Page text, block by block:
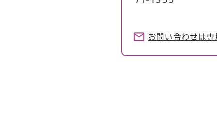
お問い合わせは専